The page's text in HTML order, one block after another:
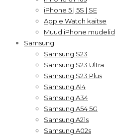
iPhone 5 | 5S | SE
Apple Watch kaitse
Muud iPhone mudelid
Samsung
Samsung S23
Samsung S23 Ultra
Samsung S23 Plus
Samsung A14
Samsung A34
Samsung A54 5G
Samsung A21s
Samsung A02s